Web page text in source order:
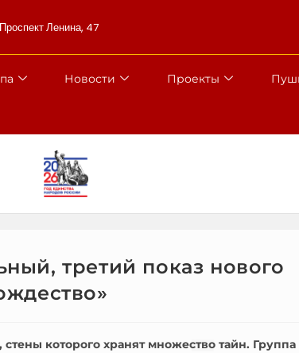
Ленина, 47
Новости Проекты
третий показ нового
которого хранят множество тайн. Группа